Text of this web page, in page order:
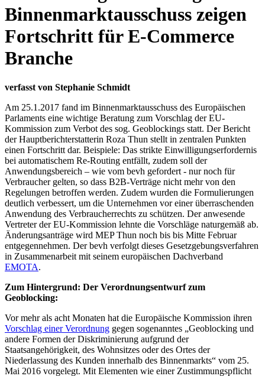
Binnenmarktausschuss zeigen
Fortschritt für E-Commerce
Branche
verfasst von Stephanie Schmidt
Am 25.1.2017 fand im Binnenmarktausschuss des Europäischen
Parlaments eine wichtige Beratung zum Vorschlag der EU-
Kommission zum Verbot des sog. Geoblockings statt. Der Bericht
der Hauptberichterstatterin Roza Thun stellt in zentralen Punkten
einen Fortschritt dar. Beispiele: Das strikte Einwilligungserfordernis
bei automatischem Re-Routing entfällt, zudem soll der
Anwendungsbereich – wie vom bevh gefordert - nur noch für
Verbraucher gelten, so dass B2B-Verträge nicht mehr von den
Regelungen betroffen werden. Zudem wurden die Formulierungen
deutlich verbessert, um die Unternehmen vor einer überraschenden
Anwendung des Verbraucherrechts zu schützen. Der anwesende
Vertreter der EU-Kommission lehnte die Vorschläge naturgemäß ab.
Änderungsanträge wird MEP Thun noch bis bis Mitte Februar
entgegennehmen. Der bevh verfolgt dieses Gesetzgebungsverfahren
in Zusammenarbeit mit seinem europäischen Dachverband
EMOTA.
Zum Hintergrund: Der Verordnungsentwurf zum
Geoblocking:
Vor mehr als acht Monaten hat die Europäische Kommission ihren
Vorschlag einer Verordnung gegen sogenanntes „Geoblocking und
andere Formen der Diskriminierung aufgrund der
Staatsangehörigkeit, des Wohnsitzes oder des Ortes der
Niederlassung des Kunden innerhalb des Binnenmarkts“ vom 25.
Mai 2016 vorgelegt. Mit Elementen wie einer Zustimmungspflicht